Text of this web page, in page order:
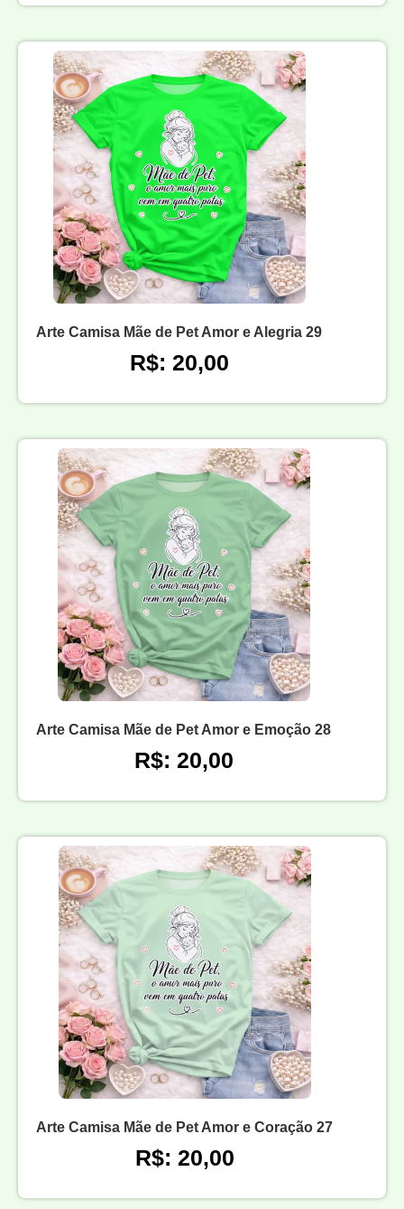
Arte Camisa Mãe de Pet Amor e Alegria 29
R$: 20,00
Arte Camisa Mãe de Pet Amor e Emoção 28
R$: 20,00
Arte Camisa Mãe de Pet Amor e Coração 27
R$: 20,00